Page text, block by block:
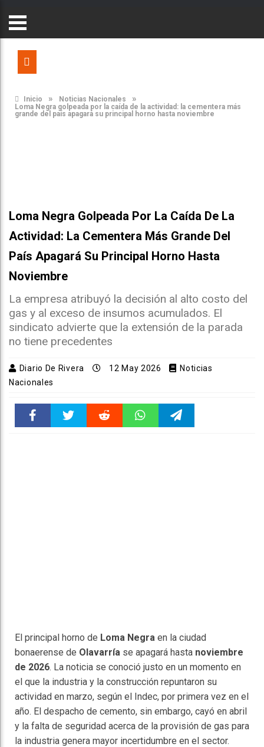
Inicio » Noticias Nacionales »
Loma Negra golpeada por la caída de la actividad: la cementera más
grande del país apagará su principal horno hasta noviembre
Loma Negra Golpeada Por La Caída De La
Actividad: La Cementera Más Grande Del
País Apagará Su Principal Horno Hasta
Noviembre
La empresa atribuyó la decisión al alto costo del
gas y al exceso de insumos acumulados. El
sindicato advierte que la extensión de la parada
no tiene precedentes
Diario De Rivera 12 May 2026
Noticias
Nacionales
El principal horno de Loma Negra en la ciudad
bonaerense de Olavarría se apagará hasta noviembre
de 2026. La noticia se conoció justo en un momento en
el que la industria y la construcción repuntaron su
actividad en marzo, según el Indec, por primera vez en el
año. El despacho de cemento, sin embargo, cayó en abril
y la falta de seguridad acerca de la provisión de gas para
la industria genera mayor incertidumbre en el sector.